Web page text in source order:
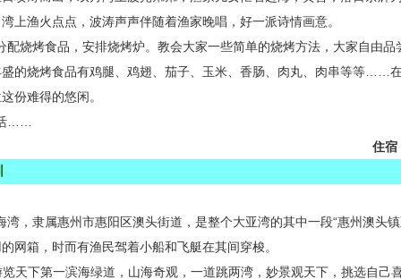
上渔火点点，波涛声声伴随着渔家晚唱，好一派诗情画意。
配烧烤食品，安排烧烤炉。教会大家一些简单的烧烤方法，大家自由
的烧烤食品有鸡腿、鸡翅、茄子、玉米、香肠、肉丸、肉串等等……
份难得的悠闲。
……
住宿
，隶属惠州市惠阳区澳头街道，是整个大亚湾的其中一段“惠州澳头
网箱，时而有渔民驾着小船和飞艇在其间穿梭。
览天下第一滨海绿道，山海奇观，一道跳两湾，妙景观天下，挑选自己